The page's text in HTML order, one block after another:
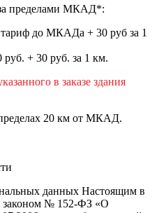
за пределами МКАД*:
до МКАДа + 30 руб за 1
+ 30 руб. за 1 км.
в заказе здания
20 км от МКАД.
данных Настоящим в
законом № 152-ФЗ «О